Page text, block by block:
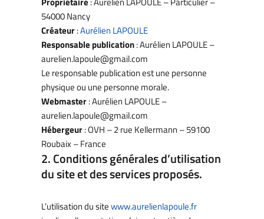
54000 Nancy
Créateur:Aurélien LAPOULE
Responsable publication: Aurélien LAPOULE –
aurelien.lapoule@gmail.com
Le responsable publication est une personne
physique ou une personne morale.
Webmaster: Aurélien LAPOULE –
aurelien.lapoule@gmail.com
Hébergeur: OVH – 2 rue Kellermann – 59100
Roubaix – France
2. Conditions générales d’utilisation
du site et des services proposés.
L’utilisation du sitewww.aurelienlapoule.fr